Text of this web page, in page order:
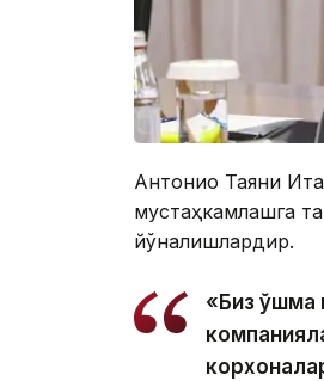
Антонио Таяни
мустаҳкамлашга
йўналишлардир.
«Биз